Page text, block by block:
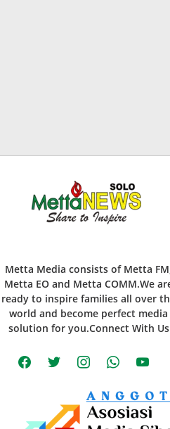
Metta Media consists of Metta FM,
Metta EO and Metta COMM.We
ready to inspire families all over
world and become perfect media
solution for you.Connect With Us
facebooktwitter instagramwhatsappyoutube